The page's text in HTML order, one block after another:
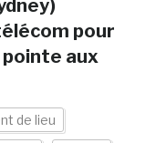
pour
aux
de lieu